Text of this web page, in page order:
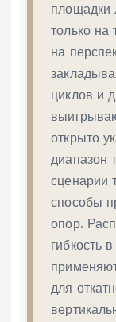
площадки
только на
на
циклов и
открыто
диапазон
сценарии
способы
опор.
гибкость
для